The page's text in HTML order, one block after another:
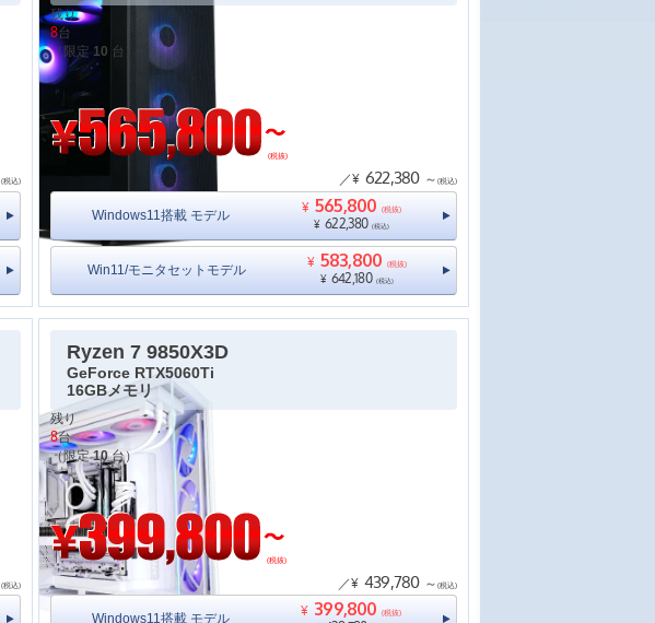
(税込)
残り
8台
（限定10 台）
(税抜)
／¥ 622,380 ～ (税込)
Windows11搭載 モデル ¥ 565,800 (税抜)
¥ 622,380 (税込)
Win11/モニタセットモデル ¥ 583,800 (税抜)
¥ 642,180 (税込)
(税込)
Ryzen 7 9850X3D
GeForce RTX5060Ti
16GBメモリ
残り
8台
（限定10台）
(税抜)
／¥ 439,780 ～ (税込)
Windows11搭載 モデル ¥ 399,800 (税抜)